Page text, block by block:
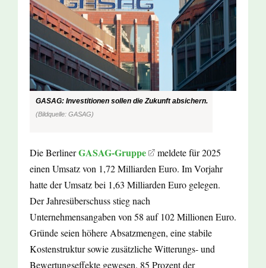
GASAG: Investitionen sollen die Zukunft absichern.
(Bildquelle: GASAG)
Die BerlinerGASAG-Gruppe
meldete für 2025
einen Umsatz von 1,72 Milliarden Euro. Im Vorjahr
hatte der Umsatz bei 1,63 Milliarden Euro gelegen.
Der Jahresüberschuss stieg nach
Unternehmensangaben von 58 auf 102 Millionen Euro.
Gründe seien höhere Absatzmengen, eine stabile
Kostenstruktur sowie zusätzliche Witterungs- und
Bewertungseffekte gewesen. 85 Prozent der